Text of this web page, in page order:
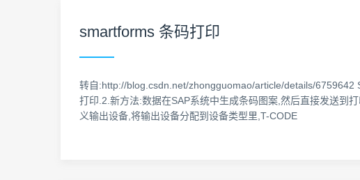
smartforms 条码打印
转自:http://blog.csdn.net/zhongguomao/article/details/6759642
打印.2.新方法:数据在SAP系统中生成条码图案,然后直接发送到
义输出设备,将输出设备分配到设备类型里,T-CODE